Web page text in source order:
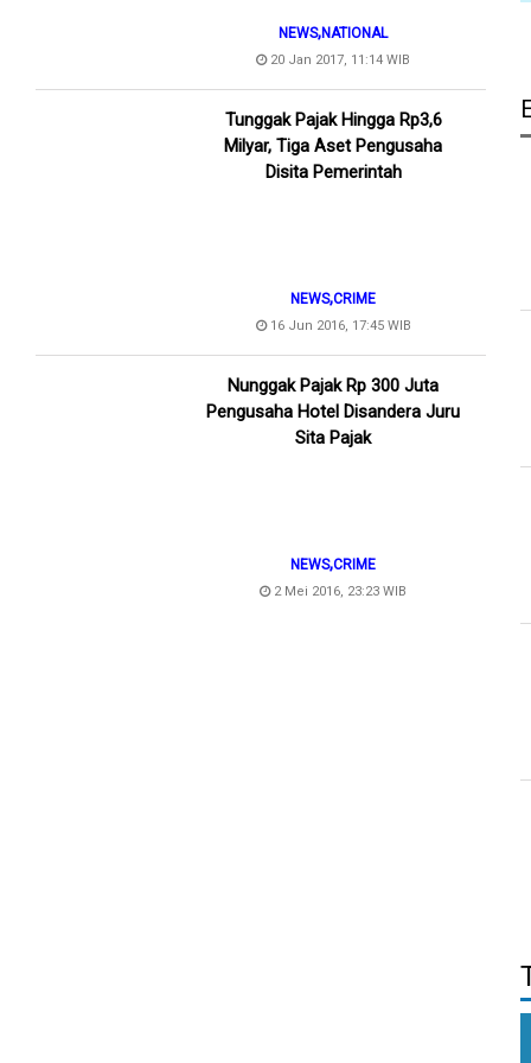
NEWS,NATIONAL
20 Jan 2017, 11:14 WIB
Tunggak Pajak Hingga Rp3,6
Milyar, Tiga Aset Pengusaha
Disita Pemerintah
NEWS,CRIME
16 Jun 2016, 17:45 WIB
Nunggak Pajak Rp 300 Juta
Pengusaha Hotel Disandera Juru
Sita Pajak
NEWS,CRIME
2 Mei 2016, 23:23 WIB